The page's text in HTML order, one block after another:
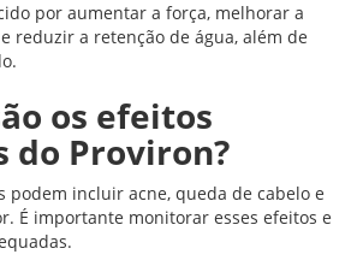
por aumentar a força, melhorar a
reduzir a retenção de água, além de
os efeitos
do Proviron?
podem incluir acne, queda de cabelo e
É importante monitorar esses efeitos e